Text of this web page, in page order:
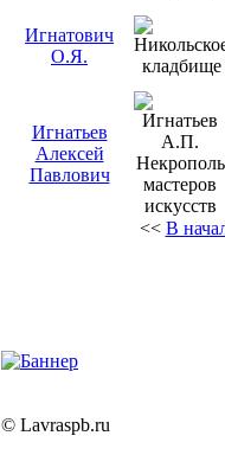
Игнатович
О.Я.
Игнатьев
Алексей
Павлович
<< В
© Lavraspb.ru